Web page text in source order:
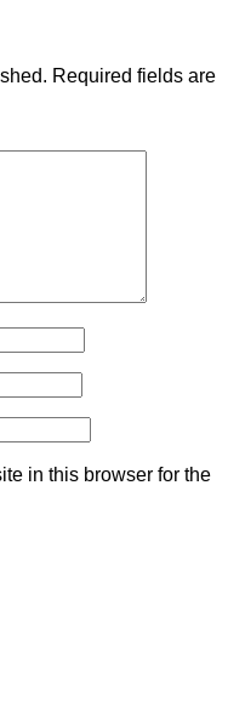
Required fields are
in this browser for the